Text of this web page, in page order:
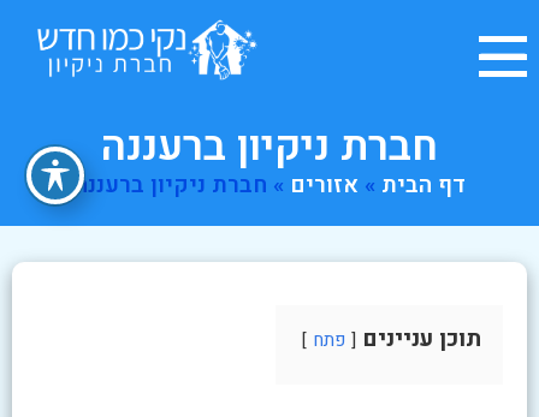
חברת ניקיון ברעננה
דף הבית » אזורים » חברת ניקיון ברעננה
תוכן עניינים פתח